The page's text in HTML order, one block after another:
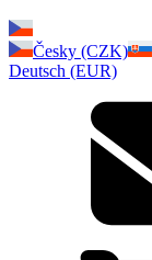
Česky (CZK)
Deutsch (EUR)